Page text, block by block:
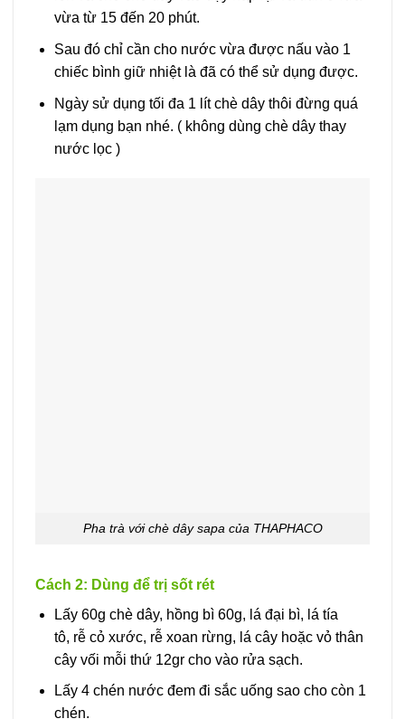
vừa từ 15 đến 20 phút.
Sau đó chỉ cần cho nước vừa được nấu vào 1
chiếc bình giữ nhiệt là đã có thể sử dụng được.
Ngày sử dụng tối đa 1 lít chè dây thôi đừng quá
lạm dụng bạn nhé. ( không dùng chè dây thay
nước lọc )
Pha trà với chè dây sapa của THAPHACO
Cách 2: Dùng để trị sốt rét
Lấy 60g chè dây, hồng bì 60g, lá đại bì, lá tía
tô, rễ cỏ xước, rễ xoan rừng, lá cây hoặc vỏ thân
cây vối mỗi thứ 12gr cho vào rửa sạch.
Lấy 4 chén nước đem đi sắc uống sao cho còn 1
chén.